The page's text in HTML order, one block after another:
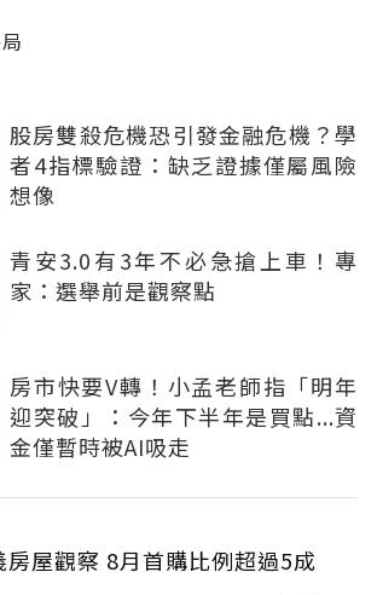
股房雙殺危機恐引發金融危機？學
者4指標驗證：缺乏證據僅屬風險
想像
青安3.0有3年不必急搶上車！專
家：選舉前是觀察點
房市快要V轉！小孟老師指「明年
迎突破」：今年下半年是買點...資
金僅暫時被AI吸走
房屋觀察 8月首購比例超過5成